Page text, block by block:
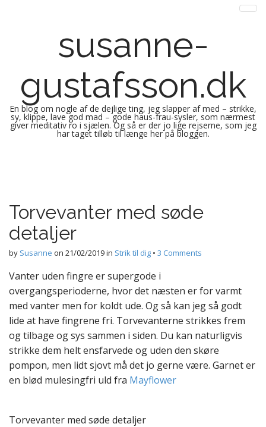
susanne-
gustafsson.dk
En blog om nogle af de dejlige ting, jeg slapper af med – strikke,
sy, klippe, lave god mad – gode haus-frau-sysler, som nærmest
giver meditativ ro i sjælen. Og så er der jo lige rejserne, som jeg
har taget tilløb til længe her på bloggen.
n
m
e
n
t
o
c
o
n
t
e
t
Torvevanter med søde
detaljer
by Susanne on 21/02/2019in Strik til dig • 3 Comments
Vanter uden fingre er supergode i
overgangsperioderne, hvor det næsten er for varmt
med vanter men for koldt ude. Og så kan jeg så godt
lide at have fingrene fri. Torvevanterne strikkes frem
og tilbage og sys sammen i siden. Du kan naturligvis
strikke dem helt ensfarvede og uden den skøre
pompon, men lidt sjovt må det jo gerne være. Garnet er
en blød mulesingfri uld fra Mayflower
Torvevanter med søde detaljer